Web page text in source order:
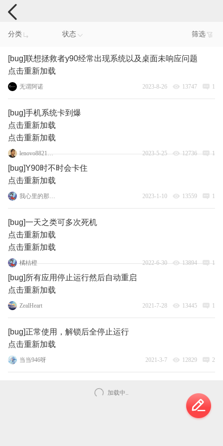
手机反馈
分类 状态 筛选
[bug]联想拯救者y90经常出现系统以及桌面未响应问题
点击重新加载
无谓阿诺 2023-8-26 13747 1
[bug]手机系统卡到爆
点击重新加载
点击重新加载
lenovo88212694 2023-5-25 12736 1
[bug]Y90时不时会卡住
点击重新加载
我心里的那只猫 2023-1-10 13559 1
[bug]一天之类可多次死机
点击重新加载
点击重新加载
橘桔橙 2022-6-30 13894 1
[bug]所有应用停止运行然后自动重启
点击重新加载
ZealHeart 2021-7-28 13445 1
[bug]正常使用，解锁后全停止运行
点击重新加载
当当946呀 2021-3-7 12829 2
加载中..